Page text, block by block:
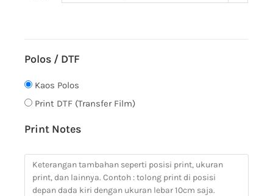
Polos / DTF
Kaos Polos
Print DTF (Transfer Film)
Print Notes